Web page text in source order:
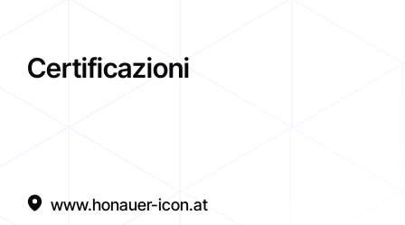
Certificazioni
www.honauer-icon.at